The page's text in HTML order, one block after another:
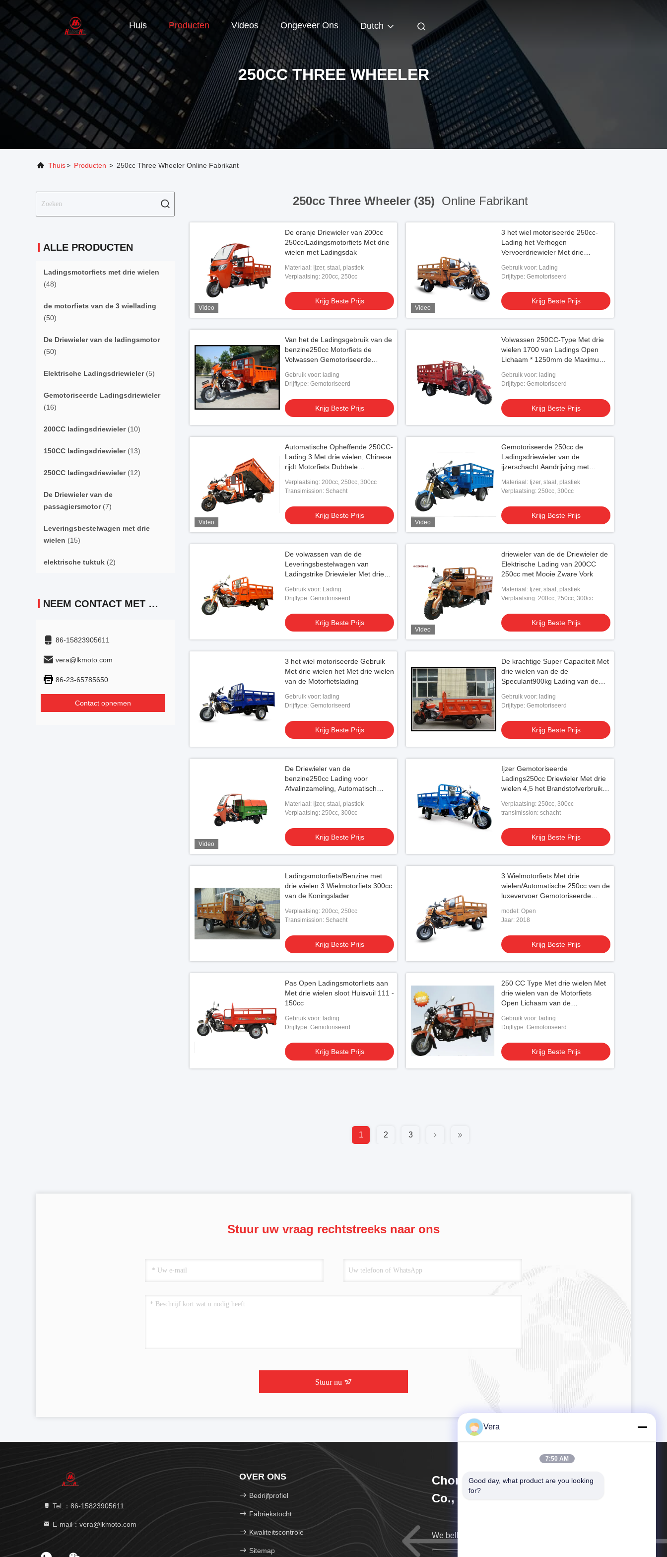
Huis Producten Videos Ongeveer Ons Dutch
250CC THREE WHEELER
Thuis> Producten > 250cc Three Wheeler Online Fabrikant
ALLE PRODUCTEN
Ladingsmotorfiets met drie wielen
(48)
de motorfiets van de 3 wiellading
(50)
De Driewieler van de ladingsmotor
(50)
Elektrische Ladingsdriewieler(5)
Gemotoriseerde Ladingsdriewieler
(16)
200CC ladingsdriewieler(10)
150CC ladingsdriewieler(13)
250CC ladingsdriewieler(12)
De Driewieler van de
passagiersmotor(7)
Leveringsbestelwagen met drie
wielen (15)
elektrische tuktuk (2)
NEEM CONTACT MET ONS OP
86-15823905611
vera@lkmoto.com
86-23-65785650
Contact opnemen
250cc Three Wheeler (35) Online Fabrikant
Video
De oranje Driewieler van 200cc
250cc/Ladingsmotorfiets Met drie
wielen met Ladingsdak
Materiaal: Ijzer, staal, plastiek
Verplaatsing: 200cc, 250cc
Krijg Beste Prijs
Video
3 het wiel motoriseerde 250cc-
Lading het Verhogen
Vervoerdriewieler Met drie
Volwassenen
Gebruik voor: Lading
Drijftype: Gemotoriseerd
Krijg Beste Prijs
Van het de Ladingsgebruik van de
benzine250cc Motorfiets de
Volwassen Gemotoriseerde
Gebruik voor: lading
Drijftype: Gemotoriseerd
Krijg Beste Prijs
Volwassen 250CC-Type Met drie
wielen 1700 van Ladings Open
Lichaam * 1250mm de Maximum
60km/H
Gebruik voor: lading
Drijftype: Gemotoriseerd
Krijg Beste Prijs
Video
Automatische Opheffende 250CC-
Lading 3 Met drie wielen, Chinese
rijdt Motorfiets Dubbele
Verplaatsing: 200cc, 250cc, 300cc
Transimission: Schacht
Krijg Beste Prijs
Video
Gemotoriseerde 250cc de
Ladingsdriewieler van de
ijzerschacht Aandrijving met
Materiaal: Ijzer, staal, plastiek
Verplaatsing: 250cc, 300cc
Krijg Beste Prijs
De volwassen van de de
Leveringsbestelwagen van
Ladingstrike Driewieler Met drie
Ladingslader
Gebruik voor: Lading
Drijftype: Gemotoriseerd
Krijg Beste Prijs
Video
driewieler van de de Driewieler de
Elektrische Lading van 200CC
250cc met Mooie Zware Vork
Materiaal: Ijzer, staal, plastiek
Verplaatsing: 200cc, 250cc, 300cc
Krijg Beste Prijs
3 het wiel motoriseerde Gebruik
Met drie wielen het Met drie wielen
van de Motorfietslading
Gebruik voor: lading
Drijftype: Gemotoriseerd
Krijg Beste Prijs
De krachtige Super Capaciteit Met
drie wielen van de de
Speculant900kg Lading van de
Gebruik voor: lading
Drijftype: Gemotoriseerd
Krijg Beste Prijs
Video
De Driewieler van de
benzine250cc Lading voor
Afvalinzameling, Automatisch
Materiaal: Ijzer, staal, plastiek
Verplaatsing: 250cc, 300cc
Krijg Beste Prijs
Ijzer Gemotoriseerde
Ladings250cc Driewieler Met drie
wielen 4,5 het Brandstofverbruik
Verplaatsing: 250cc, 300cc
transimission: schacht
Krijg Beste Prijs
Ladingsmotorfiets/Benzine met
drie wielen 3 Wielmotorfiets 300cc
van de Koningslader
Verplaatsing: 200cc, 250cc
Transimission: Schacht
Krijg Beste Prijs
3 Wielmotorfiets Met drie
wielen/Automatische 250cc van de
luxevervoer Gemotoriseerde
model: Open
Jaar: 2018
Krijg Beste Prijs
Pas Open Ladingsmotorfiets aan
Met drie wielen sloot Huisvuil 111 -
150cc
Gebruik voor: lading
Drijftype: Gemotoriseerd
Krijg Beste Prijs
250 CC Type Met drie wielen Met
drie wielen van de Motorfiets
Open Lichaam van de
Gebruik voor: lading
Drijftype: Gemotoriseerd
Krijg Beste Prijs
1 2 3
Stuur uw vraag rechtstreeks naar ons
Stuur nu
Tel.：86-15823905611
E-mail：vera@lkmoto.com
OVER ONS
Bedrijfprofiel
Fabriekstocht
Kwaliteitscontrole
Sitemap
Chongqing Longkang Motorcycle
Co., Ltd.
We bellen u zo snel mogelijk terug.
Vera
7:50 AM
Good day, what product are you looking
for?